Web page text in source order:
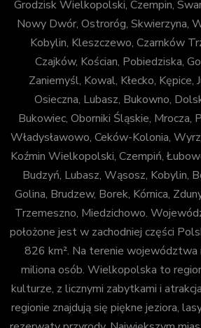
Grodzisk Wielkopolski, Czempin,
Nowy Dwór, Ostroróg, Skwierzyna,
Kobylin, Kleszczewo, Czarnków
Czajków, Kościan, Pobiedziska,
Zaniemyśl, Kowal, Kłecko, Kępice,
Osieczna, Lubasz, Bukowno,
Bukowiec, Oborniki Śląskie, Mrocza,
Władysławowo, Ceków-Kolonia,
Koźmin Wielkopolski, Czempiń,
Budzyń, Lubasz, Wąsosz, Kobylin,
Golina, Brudzew, Borek, Kórnica,
Trzemeszno, Miedzichowo.
położone jest w zachodniej części
826 km². Na terenie województwa
miliona osób. Wielkopolska to
kulturze, z licznymi zabytkami i
regionie znajdują się piękne jeziora,